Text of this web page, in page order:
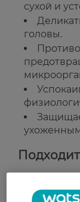
сухой и
головы.
головы,